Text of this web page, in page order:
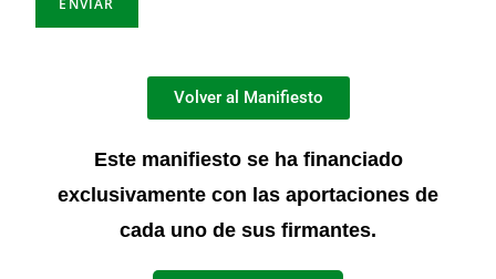
ENVIAR
Volver al Manifiesto
Este manifiesto se ha financiado
exclusivamente con las aportaciones de
cada uno de sus firmantes.